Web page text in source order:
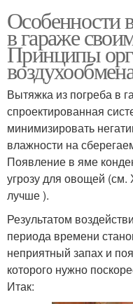
Особенности
в гараже
Принципы
Вытяжка из погреба в
спроектированная
минимизировать
влажности на
Появление в яме
угрозу для овощей
лучше ).
Результатом
периода времени
неприятный запах и
которого нужно
Итак: